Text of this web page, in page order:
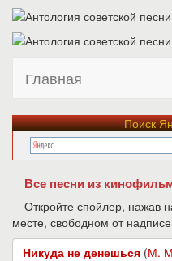
Главная
Поиск
Все песни из
Откройте спойлер, нажав
месте, свободном от
Никуда не денешься (М.